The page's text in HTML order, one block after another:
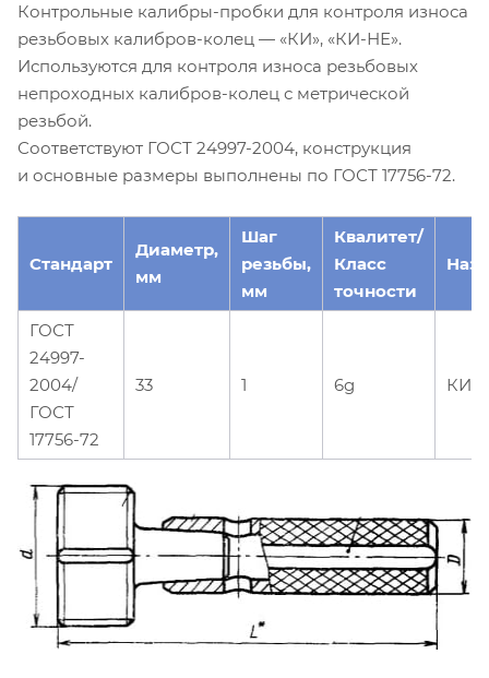
Контрольные калибры-пробки для контроля износа
резьбовых калибров-колец — «КИ», «КИ-НЕ».
Используются для контроля износа резьбовых
непроходных калибров-колец с метрической
резьбой.
Соответствуют ГОСТ 24997-2004, конструкция
и основные размеры выполнены по ГОСТ 17756-72.
Стандарт
Диаметр,
мм
Шаг
резьбы,
мм
Квалитет/
Класс
точности
ГОСТ
24997-
2004/
ГОСТ
17756-72
33 1 6g КИ-